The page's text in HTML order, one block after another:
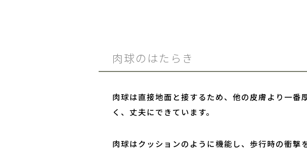
肉球のはたらき
肉球は直接地面と接するため、他の皮膚より一番
く、丈夫にできています。
肉球はクッションのように機能し、歩行時の衝撃